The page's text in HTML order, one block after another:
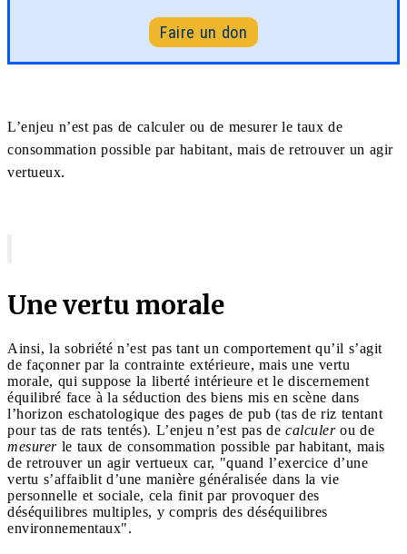
Faire un don
L’enjeu n’est pas de calculer ou de mesurer le taux de
consommation possible par habitant, mais de retrouver un agir
vertueux.
Une vertu morale
Ainsi, la sobriété n’est pas tant un comportement qu’il s’agit
de façonner par la contrainte extérieure, mais une vertu
morale, qui suppose la liberté intérieure et le discernement
équilibré face à la séduction des biens mis en scène dans
l’horizon eschatologique des pages de pub (tas de riz tentant
pour tas de rats tentés). L’enjeu n’est pas de calculerou de
mesurerle taux de consommation possible par habitant, mais
de retrouver un agir vertueux car, "quand l’exercice d’une
vertu s’affaiblit d’une manière généralisée dans la vie
personnelle et sociale, cela finit par provoquer des
déséquilibres multiples, y compris des déséquilibres
environnementaux".